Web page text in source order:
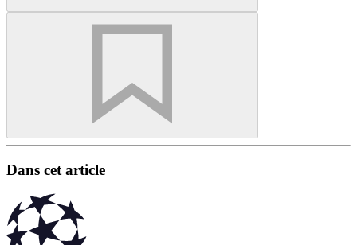
Dans cet article